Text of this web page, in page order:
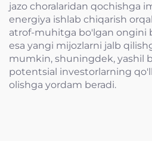
jazo choralaridan qochishga
energiya ishlab chiqarish
atrof-muhitga bo'lgan ongini
esa yangi mijozlarni jalb
mumkin, shuningdek, yashil
potentsial investorlarning
olishga yordam beradi.